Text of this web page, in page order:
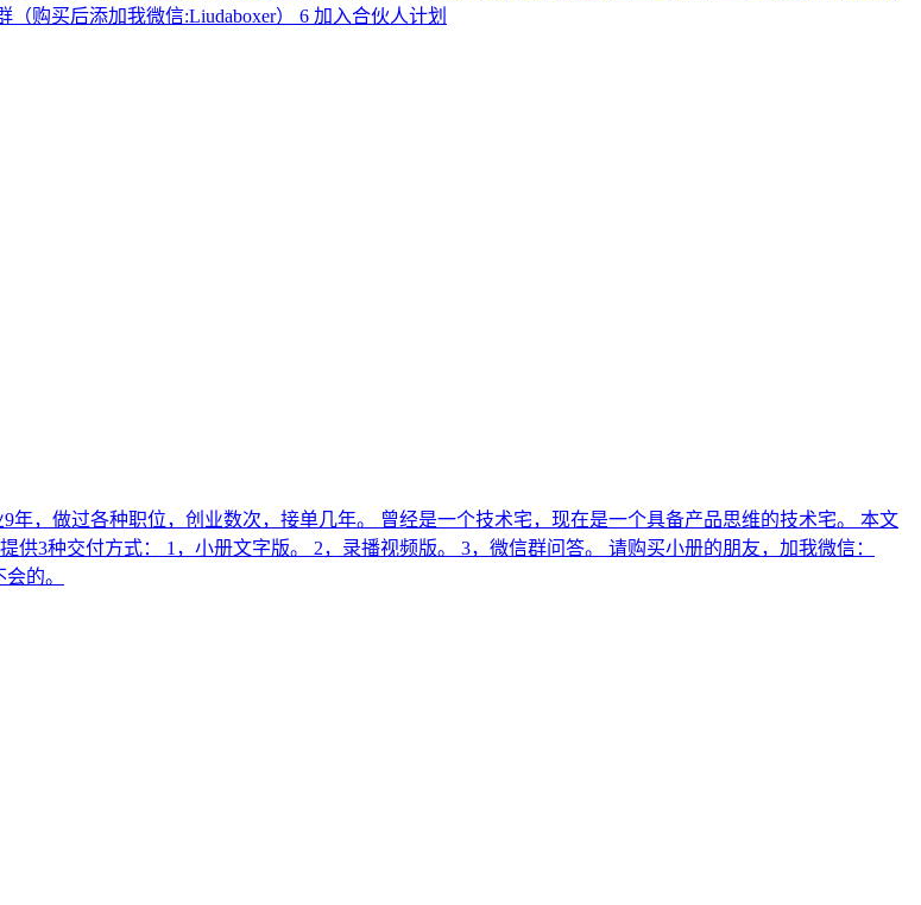
购买后添加我微信:Liudaboxer） 6 加入合伙人计划
年，做过各种职位，创业数次，接单几年。 曾经是一个技术宅，现在是一个具备产品思维的技术宅。 本文
3种交付方式： 1，小册文字版。 2，录播视频版。 3，微信群问答。 请购买小册的朋友，加我微信：
的。